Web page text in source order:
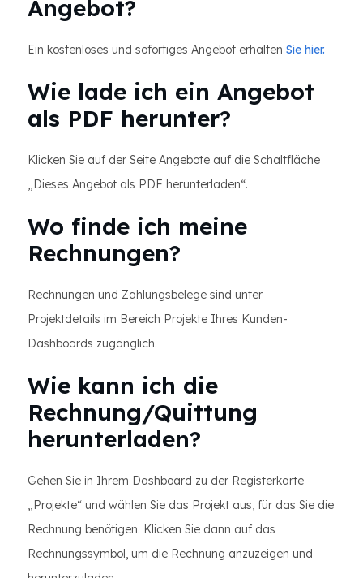
Angebot?
Ein kostenloses und sofortiges Angebot erhalten Sie hier.
Wie lade ich ein Angebot
als PDF herunter?
Klicken Sie auf der Seite Angebote auf die Schaltfläche
„Dieses Angebot als PDF herunterladen“.
Wo finde ich meine
Rechnungen?
Rechnungen und Zahlungsbelege sind unter
Projektdetails im Bereich Projekte Ihres Kunden-
Dashboards zugänglich.
Wie kann ich die
Rechnung/Quittung
herunterladen?
Gehen Sie in Ihrem Dashboard zu der Registerkarte
„Projekte“ und wählen Sie das Projekt aus, für das Sie die
Rechnung benötigen. Klicken Sie dann auf das
Rechnungssymbol, um die Rechnung anzuzeigen und